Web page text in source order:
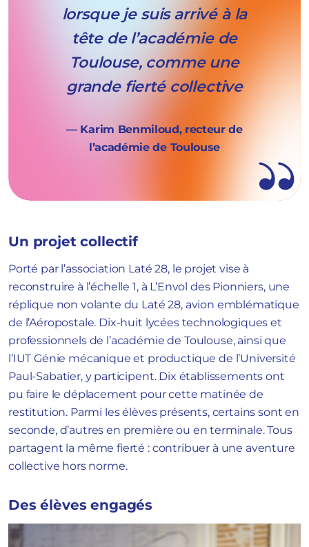
lorsque je suis arrivé à la
tête de l’académie de
Toulouse, comme une
grande fierté collective
— Karim Benmiloud, recteur de
l’académie de Toulouse
Un projet collectif
Porté par l’association Laté 28, le projet vise à
reconstruire à l’échelle 1, à L’Envol des Pionniers, une
réplique non volante du Laté 28, avion emblématique
de l’Aéropostale. Dix-huit lycées technologiques et
professionnels de l’académie de Toulouse, ainsi que
l’IUT Génie mécanique et productique de l’Université
Paul-Sabatier, y participent. Dix établissements ont
pu faire le déplacement pour cette matinée de
restitution. Parmi les élèves présents, certains sont en
seconde, d’autres en première ou en terminale. Tous
partagent la même fierté : contribuer à une aventure
collective hors norme.
Des élèves engagés